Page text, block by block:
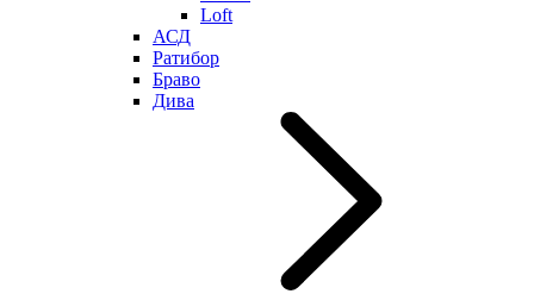
Loft
АСД
Ратибор
Браво
Дива